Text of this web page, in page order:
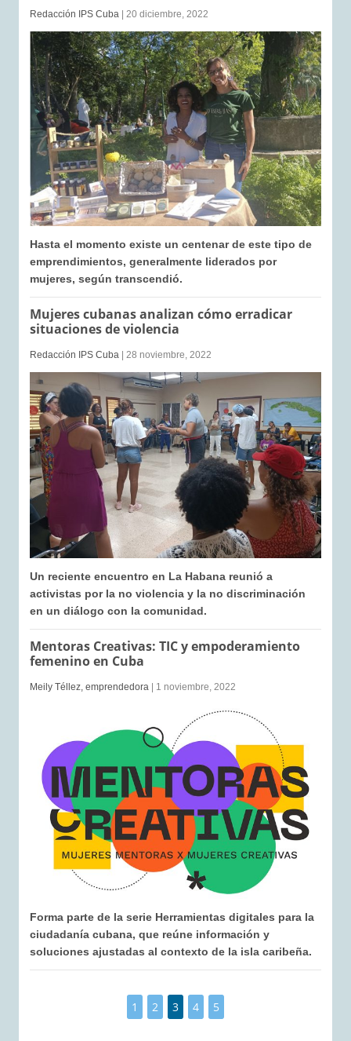
Redacción IPS Cuba | 20 diciembre, 2022
Hasta el momento existe un centenar de este tipo de
emprendimientos, generalmente liderados por
mujeres, según transcendió.
Mujeres cubanas analizan cómo erradicar
situaciones de violencia
Redacción IPS Cuba | 28 noviembre, 2022
Un reciente encuentro en La Habana reunió a
activistas por la no violencia y la no discriminación
en un diálogo con la comunidad.
Mentoras Creativas: TIC y empoderamiento
femenino en Cuba
Meily Téllez, emprendedora | 1 noviembre, 2022
Forma parte de la serie Herramientas digitales para la
ciudadanía cubana, que reúne información y
soluciones ajustadas al contexto de la isla caribeña.
1 2 3 4 5